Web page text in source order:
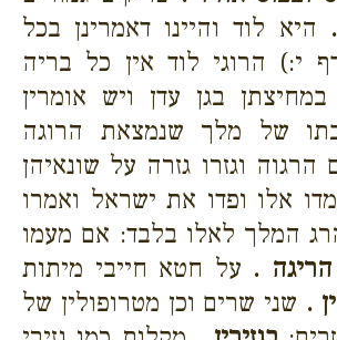
היא לוד והיינו דאמרינן בכל
י:) הרוגי לוד אין כל בריה
בגן עדן ויש אומרין
של מלך שנמצאת הרוגה
הרגוה וגזרו גזרה על שונאיהן
אלו ופדו את ישראל ואמרו
המלך לאלו בלבד: אם מעמו
הריגה . על חטא חייבי מיתות
. שני שרים וכן מטרופולין של